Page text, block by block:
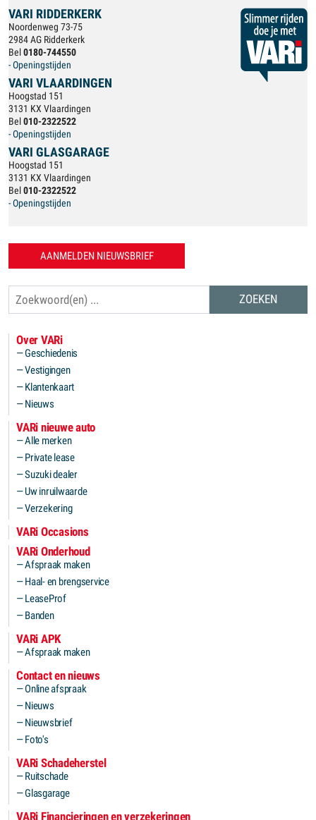
VARI RIDDERKERK
Noordenweg 73-75
2984 AG Ridderkerk
Bel 0180-744550
- Openingstijden
VARI VLAARDINGEN
Hoogstad 151
3131 KX Vlaardingen
Bel 010-2322522
- Openingstijden
VARI GLASGARAGE
Hoogstad 151
3131 KX Vlaardingen
Bel 010-2322522
- Openingstijden
AANMELDEN NIEUWSBRIEF
Over VARi
Geschiedenis
Vestigingen
Klantenkaart
Nieuws
VARi nieuwe auto
Alle merken
Private lease
Suzuki dealer
Uw inruilwaarde
Verzekering
VARi Occasions
VARi Onderhoud
Afspraak maken
Haal- en brengservice
LeaseProf
Banden
VARi APK
Afspraak maken
Contact en nieuws
Online afspraak
Nieuws
Nieuwsbrief
Foto's
VARi Schadeherstel
Ruitschade
Glasgarage
VARi Financieringen en verzekeringen